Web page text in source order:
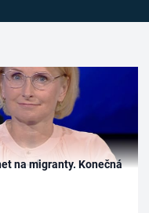
na migranty. Konečná